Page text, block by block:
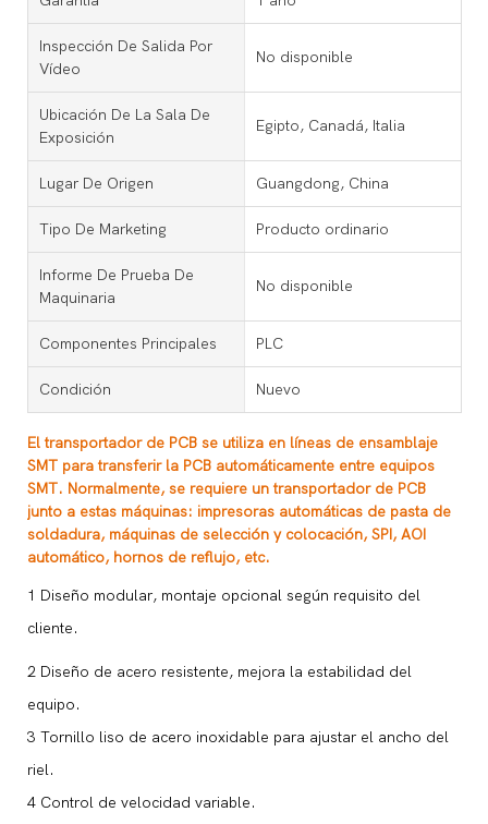
Inspección De Salida Por
Vídeo
No disponible
Ubicación De La Sala De
Exposición
Egipto, Canadá, Italia
Lugar De Origen Guangdong, China
Tipo De Marketing Producto ordinario
Informe De Prueba De
Maquinaria
No disponible
Componentes Principales PLC
Condición Nuevo
El transportador de PCB se utiliza en líneas de ensamblaje
SMT para transferir la PCB automáticamente entre equipos
SMT. Normalmente, se requiere un transportador de PCB
junto a estas máquinas: impresoras automáticas de pasta de
soldadura, máquinas de selección y colocación, SPI, AOI
automático, hornos de reflujo, etc.
1 Diseño modular, montaje opcional según requisito del
cliente.
2 Diseño de acero resistente, mejora la estabilidad del
equipo.
3 Tornillo liso de acero inoxidable para ajustar el ancho del
riel.
4 Control de velocidad variable.